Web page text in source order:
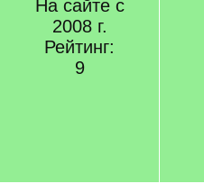
На сайте с
2008 г.
Рейтинг:
9